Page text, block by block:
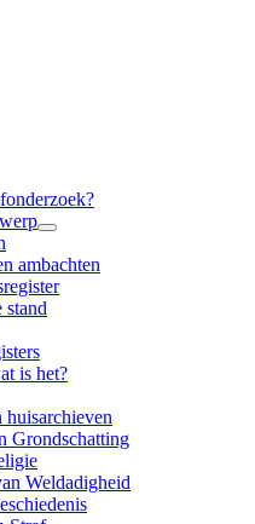
ambachten
is het?
huisarchieven
Grondschatting
Weldadigheid